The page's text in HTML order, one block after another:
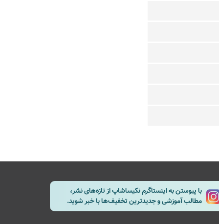
با پیوستن به اینستاگرم نکیساشاپ از تازه‌های نشر،
مطالب آموزشی و جدیدترین تخفیف‌ها با خبر شوید.